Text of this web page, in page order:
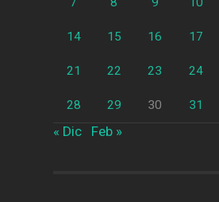
14 15 16 17
21 22 23 24
28 29 30 31
« Dic Feb »